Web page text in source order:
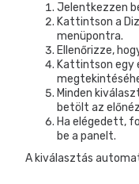
Jelentkezzen
Kattintson a
menüpontra.
Ellenőrizze,
Kattintson egy
Minden
betölt az
Ha elégedett,
be a panelt.
A kiválasztás